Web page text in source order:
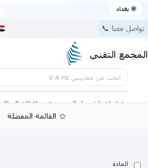
🌞 بغداد
تواصل معنا 📞
المجمع التقني
ابحث عن مقاييس V-A-Hz
يتوفر لدينا توصيل الى جميع محافظات العراق
القائمة المفضلة
المادة